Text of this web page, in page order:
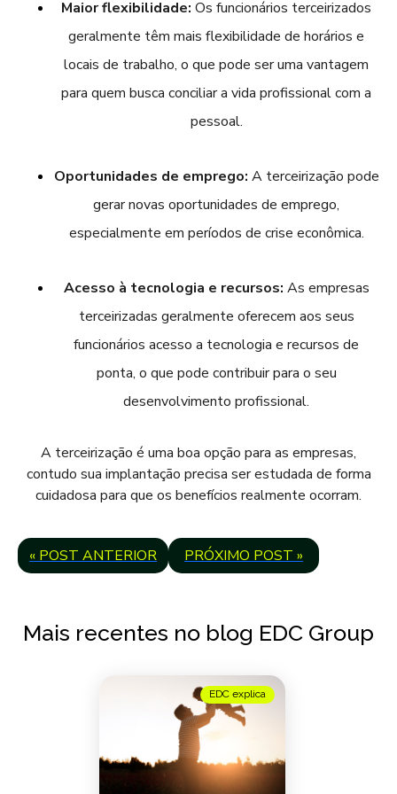
Maior flexibilidade: Os funcionários terceirizados
geralmente têm mais flexibilidade de horários e
locais de trabalho, o que pode ser uma vantagem
para quem busca conciliar a vida profissional com a
pessoal.
Oportunidades de emprego: A terceirização pode
gerar novas oportunidades de emprego,
especialmente em períodos de crise econômica.
Acesso à tecnologia e recursos: As empresas
terceirizadas geralmente oferecem aos seus
funcionários acesso a tecnologia e recursos de
ponta, o que pode contribuir para o seu
desenvolvimento profissional.
A terceirização é uma boa opção para as empresas,
contudo sua implantação precisa ser estudada de forma
cuidadosa para que os benefícios realmente ocorram.
« POST ANTERIOR PRÓXIMO POST »
Mais recentes no blog EDC Group
EDC explica